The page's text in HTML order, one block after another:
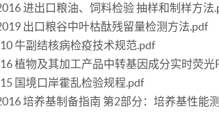
进出口粮油、饲料检验 抽样和制样方法
出口粮谷中叶枯酞残留量检测方法.pdf
牛副结核病检疫技术规范.pdf
植物及其加工产品中转基因成分实时荧光
国境口岸霍乱检验规程.pdf
培养基制备指南 第2部分：培养基性能